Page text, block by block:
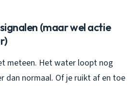
(maar wel actie
meteen. Het water loopt nog
dan normaal. Of je ruikt af en toe